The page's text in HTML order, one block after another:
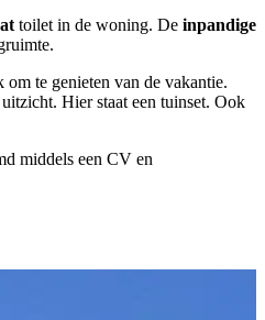
toilet in de woning. De inpandige
om te genieten van de vakantie.
Hier staat een tuinset. Ook
middels een CV en